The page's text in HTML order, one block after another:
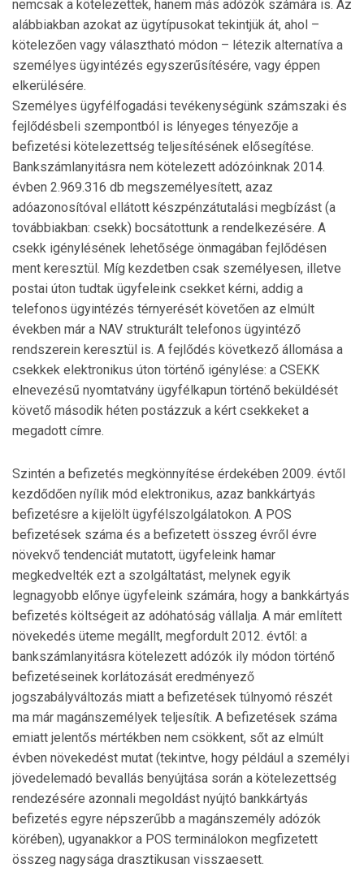
nemcsak a kötelezettek, hanem más adózók számára is. Az
alábbiakban azokat az ügytí­pusokat tekintjük át, ahol –
kötelezően vagy választható módon – létezik alternatíva a
személyes ügyintézés egyszerűsítésére, vagy éppen
elkerülésére.
Személyes ügyfélfogadási tevékenységünk számszaki és
fejlődésbeli szempontból is lényeges tényezője a
befizetési kötelezettség teljesítésének elősegítése.
Bankszámlanyi­tásra nem kötelezett adózóinknak 2014.
évben 2.969.316 db megszemélyesített, azaz
adóazonosítóval ellátott kész­pénzátutalási megbízást (a
továbbiakban: csekk) bocsátottunk a rendelkezésére. A
csekk igénylésének lehetősége ön­magában fejlődésen
ment keresztül. Míg kezdetben csak személyesen, illetve
postai úton tudtak ügyfeleink csekket kérni, addig a
telefonos ügyintézés térnyerését követően az elmúlt
években már a NAV strukturált telefonos ügyintéző
rendszerein keresztül is. A fejlődés következő állomása a
csekkek elektronikus úton történő igénylése: a CSEKK
elnevezésű nyomtatvány ügyfélkapun történő beküldését
követő második héten postázzuk a kért csekkeket a
megadott címre.
Szintén a befizetés megkönnyítése érdekében 2009. év­től
kezdődően nyílik mód elektronikus, azaz bankkártyás
befizetésre a kijelölt ügyfélszolgálatokon. A POS
befizetések száma és a befizetett összeg évről évre
növekvő ten­denciát mutatott, ügyfeleink hamar
megkedvelték ezt a szolgáltatást, melynek egyik
legnagyobb előnye ügyfeleink számára, hogy a bankkártyás
befizetés költségeit az adóhatóság vállalja. A már említett
növekedés üteme megállt, megfordult 2012. évtől: a
bankszámlanyitásra kötelezett adózók ily módon történő
befizetéseinek korlátozását eredményező
jogszabályváltozás miatt a befizetések túl­nyomó részét
ma már magánszemélyek teljesítik. A befizetések száma
emiatt jelentős mértékben nem csökkent, sőt az elmúlt
évben növekedést mutat (tekintve, hogy például a személyi
jövedelemadó bevallás benyújtása során a kö­telezettség
rendezésére azonnali megoldást nyújtó bankkártyás
befizetés egyre népszerűbb a magánszemély adózók
körében), ugyanakkor a POS terminálokon meg­fi­ze­tett
összeg nagysága drasztikusan visszaesett.